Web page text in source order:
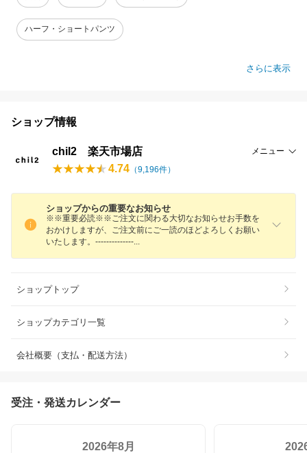
ハーフ・ショートパンツ
さらに表示
ショップ情報
chil2 楽天市場店 メニュー
4.74 （9,196件）
ショップからの重要なお知らせ
※※重要必読※※ご注文に関わる大切なお知らせお手数を
おかけしますが、ご注文前にご一読のほどよろしくお願い
いたします。--------------
ショップトップ
ショップカテゴリ一覧
会社概要（支払・配送方法）
受注・発送カレンダー
2026年8月